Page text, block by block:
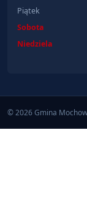
Piątek
Sobota
Niedziela
© 2026 Gmina